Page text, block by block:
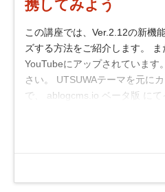
携してみよう
この講座では、Ver.2.12の新機
ズする方法をご紹介します。
YouTubeにアップされています
さい。 UTSUWAテーマを元に
で、 ablogcms.io ベータ版 にて